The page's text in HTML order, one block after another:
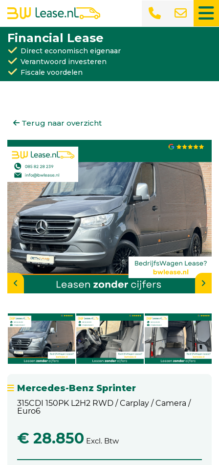
Financial Lease
Direct economisch eigenaar
Verantwoord investeren
Fiscale voordelen
Terug naar overzicht
Mercedes-Benz Sprinter
315CDI 150PK L2H2 RWD / Carplay / Camera /
Euro6
€ 28.850 Excl. Btw